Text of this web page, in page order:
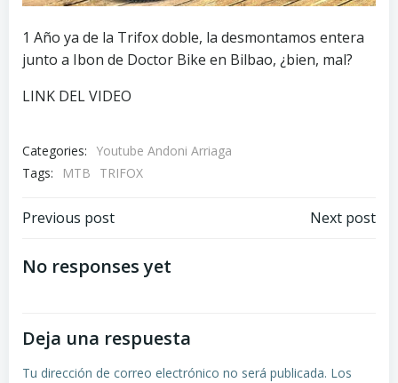
1 Año ya de la Trifox doble, la desmontamos entera
junto a Ibon de Doctor Bike en Bilbao, ¿bien, mal?
LINK DEL VIDEO
Categories: Youtube Andoni Arriaga
Tags:
MTB TRIFOX
Navegación
por
entradas
Previous post
Navegación
entradas
Next post
No responses yet
Deja una respuesta
Tu dirección de correo electrónico no será publicada. Los